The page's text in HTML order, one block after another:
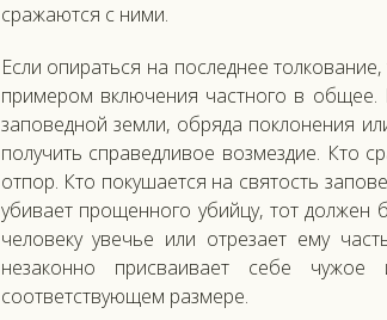
сражаются с ними.
Если опираться на последнее
примером включения частного в общее.
заповедной земли, обряда поклонения
получить справедливое возмездие. Кто
отпор. Кто покушается на святость
убивает прощенного убийцу, тот должен
человеку увечье или отрезает ему
незаконно присваивает себе
соответствующем размере.